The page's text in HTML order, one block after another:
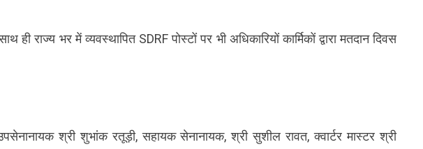
ही राज्य भर में व्यवस्थापित SDRF पोस्टों पर भी अधिकारियों कार्मिकों द्वारा मतदान दिवस
श्री शुभांक रतूड़ी, सहायक सेनानायक, श्री सुशील रावत, क्वार्टर मास्टर श्री